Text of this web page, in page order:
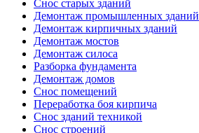
Снос старых зданий
Демонтаж промышленных зданий
Демонтаж кирпичных зданий
Демонтаж мостов
Демонтаж силоса
Разборка фундамента
Демонтаж домов
Снос помещений
Переработка боя кирпича
Снос зданий техникой
Снос строений